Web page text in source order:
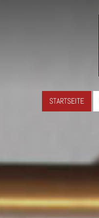
STARTSEITE